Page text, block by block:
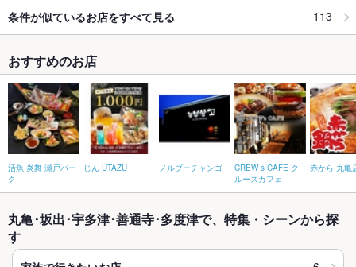
条件が似ているお店をすべて見る 113
おすすめのお店
活魚 炎舞 瀬戸パー
ク
じん UTAZU ノルブーチャンゴ
CREW s CAFE ク
ルーズカフェ
赤から 丸亀
丸亀･坂出･宇多津･善通寺･多度津で、特集・シーンから探
す